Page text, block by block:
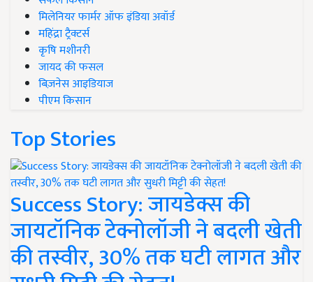
मिलेनियर फार्मर ऑफ इंडिया अवॉर्ड
महिंद्रा ट्रैक्टर्स
कृषि मशीनरी
जायद की फसल
बिज़नेस आइडियाज
पीएम किसान
Top Stories
Success Story: जायडेक्स की
जायटॉनिक टेक्नोलॉजी ने बदली खेती
की तस्वीर, 30% तक घटी लागत और